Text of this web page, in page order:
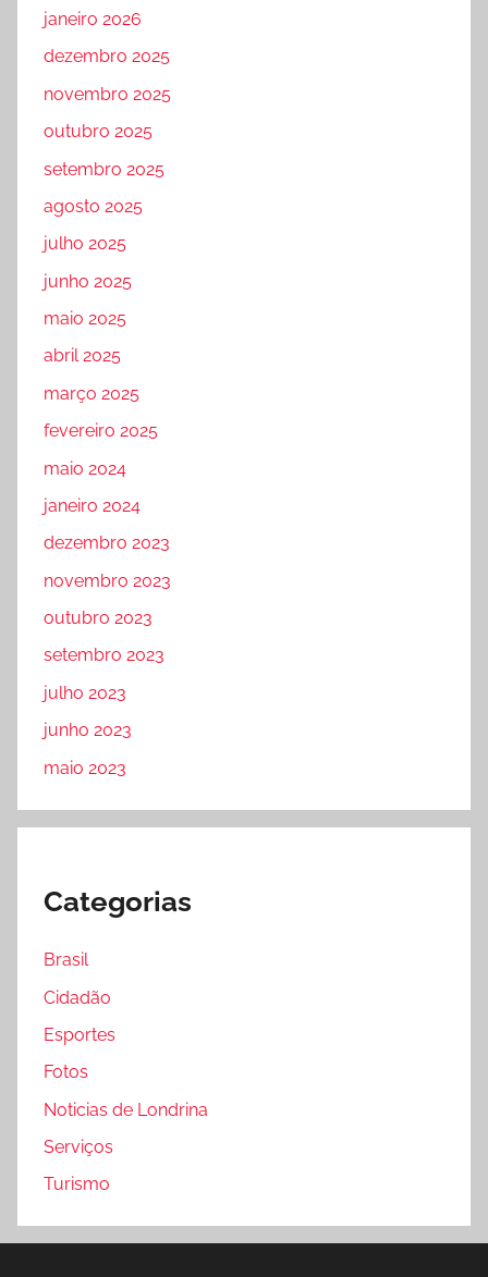
janeiro 2026
dezembro 2025
novembro 2025
outubro 2025
setembro 2025
agosto 2025
julho 2025
junho 2025
maio 2025
abril 2025
março 2025
fevereiro 2025
maio 2024
janeiro 2024
dezembro 2023
novembro 2023
outubro 2023
setembro 2023
julho 2023
junho 2023
maio 2023
Categorias
Brasil
Cidadão
Esportes
Fotos
Noticias de Londrina
Serviços
Turismo